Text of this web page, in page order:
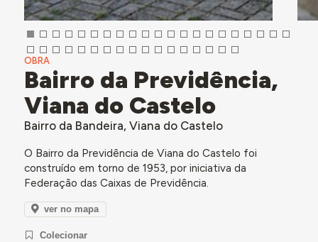
OBRA
Bairro da Previdência,
Viana do Castelo
Bairro da Bandeira, Viana do Castelo
O Bairro da Previdência de Viana do Castelo foi
construído em torno de 1953, por iniciativa da
Federação das Caixas de Previdência.
ver no mapa
Colecionar